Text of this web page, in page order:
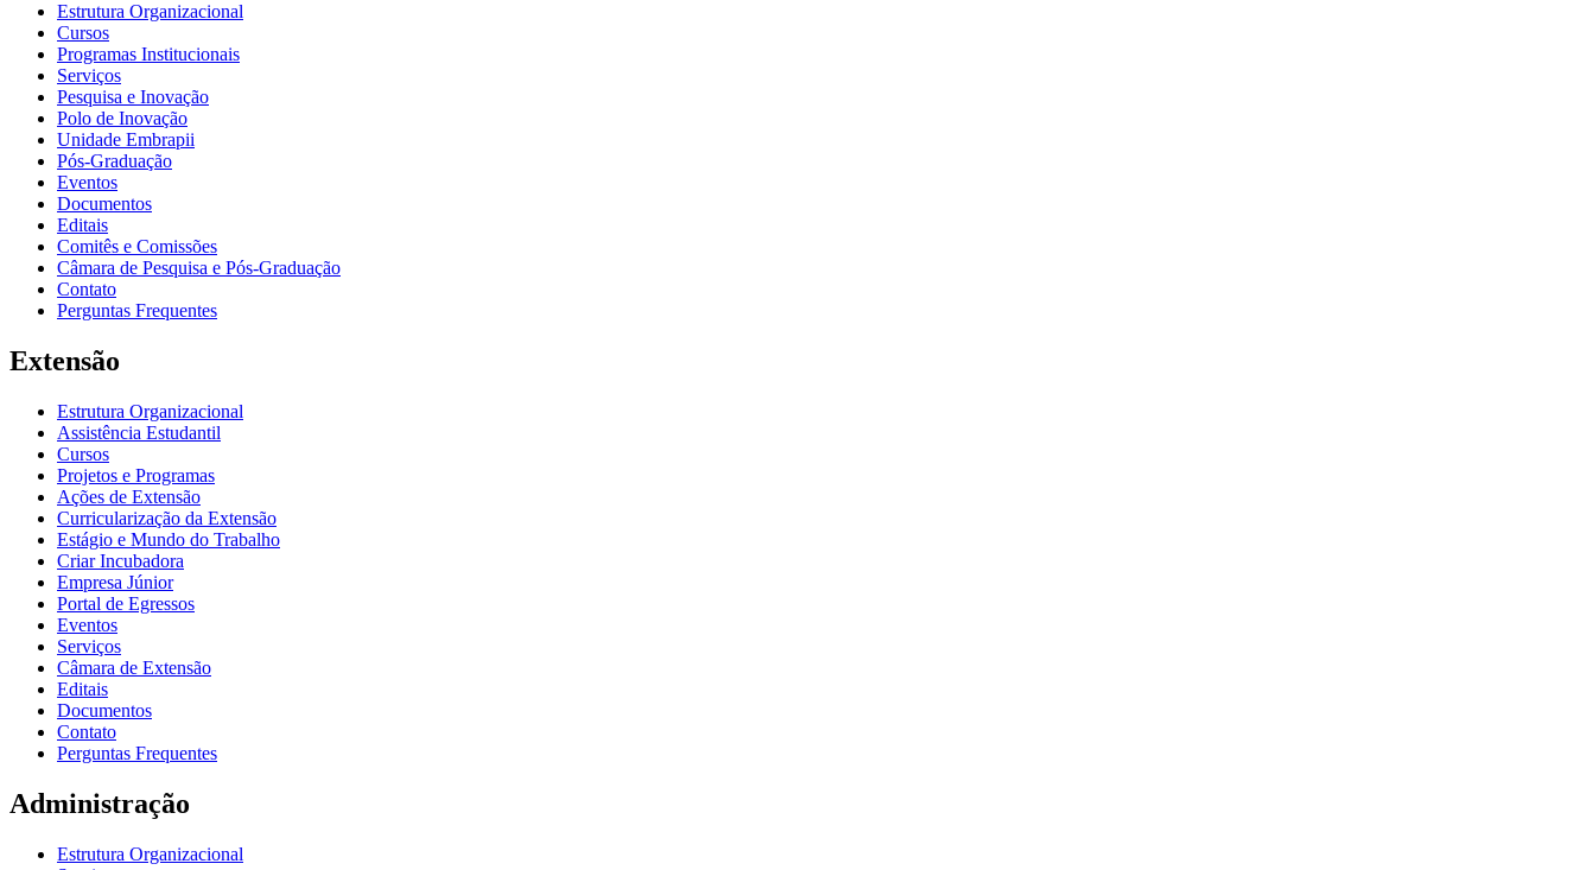
Estrutura Organizacional
Cursos
Programas Institucionais
Serviços
Pesquisa e Inovação
Polo de Inovação
Unidade Embrapii
Pós-Graduação
Eventos
Documentos
Editais
Comitês e Comissões
Câmara de Pesquisa e Pós-Graduação
Contato
Perguntas Frequentes
Extensão
Estrutura Organizacional
Assistência Estudantil
Cursos
Projetos e Programas
Ações de Extensão
Curricularização da Extensão
Estágio e Mundo do Trabalho
Criar Incubadora
Empresa Júnior
Portal de Egressos
Eventos
Serviços
Câmara de Extensão
Editais
Documentos
Contato
Perguntas Frequentes
Administração
Estrutura Organizacional